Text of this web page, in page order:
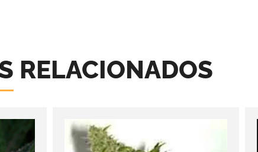
RELACIONADOS